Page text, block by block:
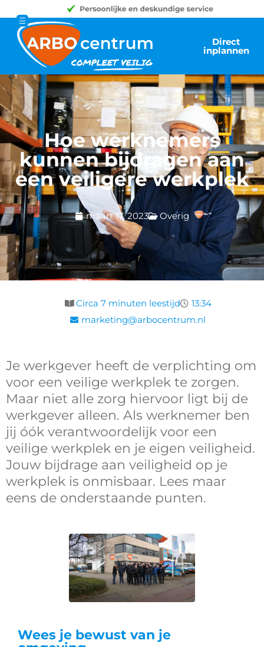
Direct
inplannen
Hoe werknemers
kunnen bijdragen aan
een veiligere werkplek
maart 17, 2023 Overig
Circa 7 minuten leestijd
13:34
marketing@arbocentrum.nl
Je werkgever heeft de verplichting om
voor een veilige werkplek te zorgen.
Maar niet alle zorg hiervoor ligt bij de
werkgever alleen. Als werknemer ben
jij óók verantwoordelijk voor een
veilige werkplek en je eigen veiligheid.
Jouw bijdrage aan veiligheid op je
werkplek is onmisbaar. Lees maar
eens de onderstaande punten.
Wees je bewust van je